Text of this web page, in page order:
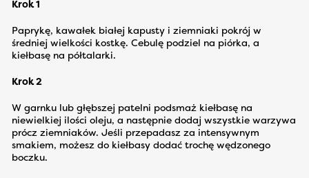
Krok 1
Paprykę, kawałek białej kapusty i ziemniaki pokrój w
średniej wielkości kostkę. Cebulę podziel na piórka, a
kiełbasę na półtalarki.
Krok 2
W garnku lub głębszej patelni podsmaż kiełbasę na
niewielkiej ilości oleju, a następnie dodaj wszystkie warzywa
prócz ziemniaków. Jeśli przepadasz za intensywnym
smakiem, możesz do kiełbasy dodać trochę wędzonego
boczku.